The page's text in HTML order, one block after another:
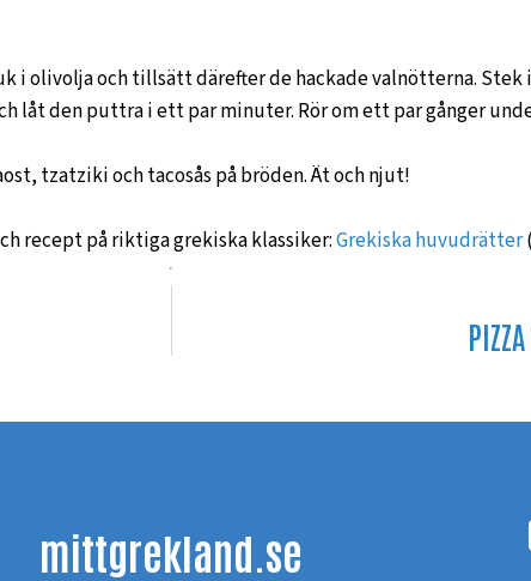
i olivolja och tillsätt därefter de hackade valnötterna.
låt den puttra i ett par minuter. Rör om ett par gånger
tzatziki och tacosås på bröden. Ät och njut!
recept på riktiga grekiska klassiker:Grekiska huvudrätter
mittgrekland.se